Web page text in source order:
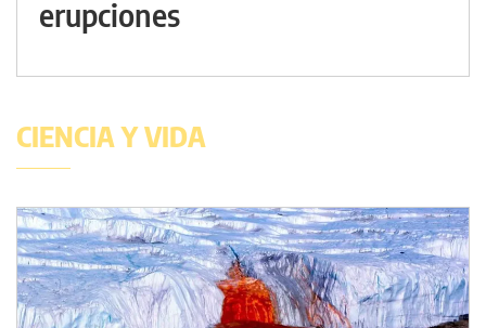
erupciones
CIENCIA Y VIDA